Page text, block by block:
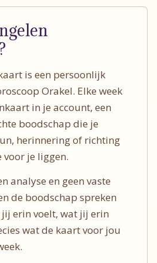
is een persoonlijk
Orakel. Elke week
in je account, een
boodschap die je
herinnering of richting
voor je liggen.
analyse en geen vaste
de boodschap spreken
erin voelt, wat jij erin
wat de kaart voor jou